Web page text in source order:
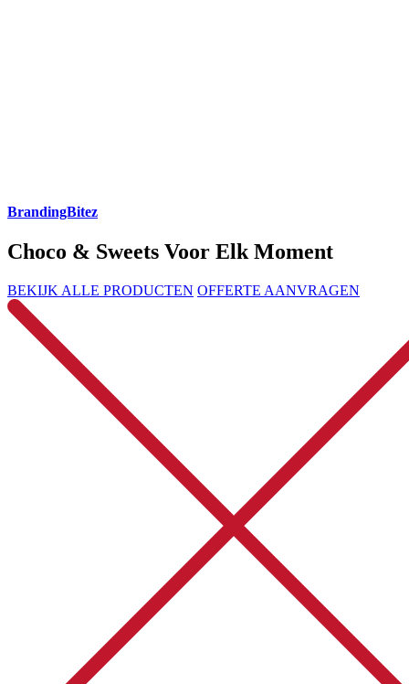
BrandingBitez
Choco & Sweets Voor Elk Moment
BEKIJK ALLE PRODUCTEN OFFERTE AANVRAGEN